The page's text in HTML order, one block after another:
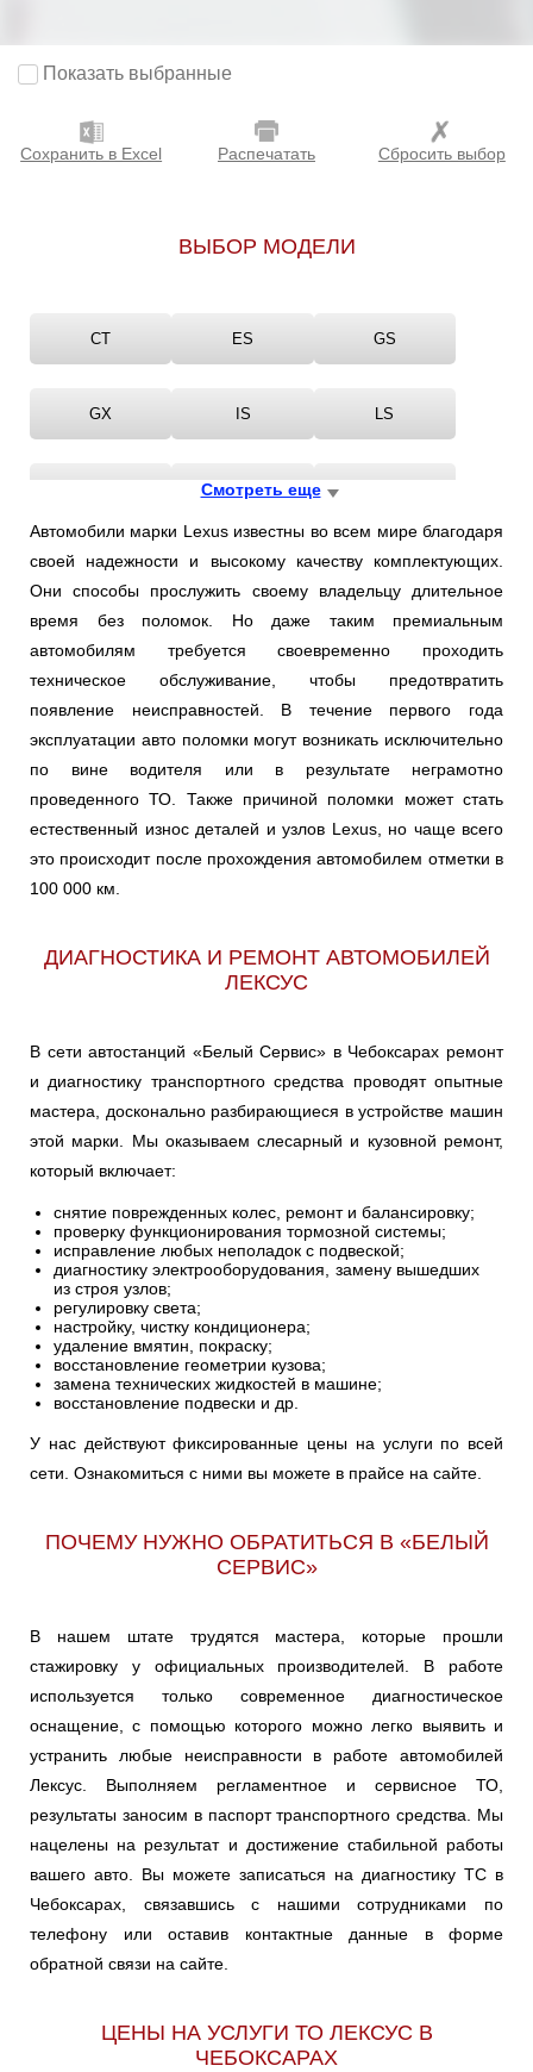
Показать выбранные
Сохранить в Excel Распечатать Сбросить выбор
ВЫБОР МОДЕЛИ
CT ES GS
GX IS LS
NX
RX SC SOARER
Смотреть еще
Автомобили марки Lexus известны во всем мире благодаря
своей надежности и высокому качеству комплектующих.
Они способы прослужить своему владельцу длительное
время без поломок. Но даже таким премиальным
автомобилям требуется своевременно проходить
техническое обслуживание, чтобы предотвратить
появление неисправностей. В течение первого года
эксплуатации авто поломки могут возникать исключительно
по вине водителя или в результате неграмотно
проведенного ТО. Также причиной поломки может стать
естественный износ деталей и узлов Lexus, но чаще всего
это происходит после прохождения автомобилем отметки в
100 000 км.
ДИАГНОСТИКА И РЕМОНТ АВТОМОБИЛЕЙ
ЛЕКСУС
В сети автостанций «Белый Сервис» в Чебоксарах ремонт
и диагностику транспортного средства проводят опытные
мастера, досконально разбирающиеся в устройстве машин
этой марки. Мы оказываем слесарный и кузовной ремонт,
который включает:
снятие поврежденных колес, ремонт и балансировку;
проверку функционирования тормозной системы;
исправление любых неполадок с подвеской;
диагностику электрооборудования, замену вышедших
из строя узлов;
регулировку света;
настройку, чистку кондиционера;
удаление вмятин, покраску;
восстановление геометрии кузова;
замена технических жидкостей в машине;
восстановление подвески и др.
У нас действуют фиксированные цены на услуги по всей
сети. Ознакомиться с ними вы можете в прайсе на сайте.
ПОЧЕМУ НУЖНО ОБРАТИТЬСЯ В «БЕЛЫЙ
СЕРВИС»
В нашем штате трудятся мастера, которые прошли
стажировку у официальных производителей. В работе
используется только современное диагностическое
оснащение, с помощью которого можно легко выявить и
устранить любые неисправности в работе автомобилей
Лексус. Выполняем регламентное и сервисное ТО,
результаты заносим в паспорт транспортного средства. Мы
нацелены на результат и достижение стабильной работы
вашего авто. Вы можете записаться на диагностику ТС в
Чебоксарах, связавшись с нашими сотрудниками по
телефону или оставив контактные данные в форме
обратной связи на сайте.
ЦЕНЫ НА УСЛУГИ ТО ЛЕКСУС В
ЧЕБОКСАРАХ